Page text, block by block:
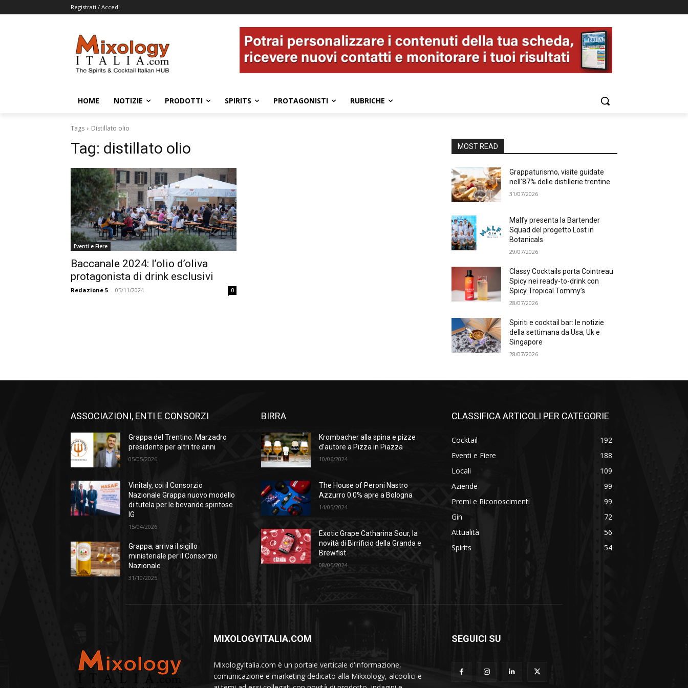
Registrati / Accedi
HOME NOTIZIE PRODOTTI SPIRITS PROTAGONISTI RUBRICHE
Tags Distillato olio
Tag: distillato olio
Eventi e Fiere
Baccanale 2024: l’olio d’oliva
protagonista di drink esclusivi
Redazione 5 - 05/11/2024 0
MOST READ
Grappaturismo, visite guidate
nell’87% delle distillerie trentine
31/07/2026
Malfy presenta la Bartender
Squad del progetto Lost in
Botanicals
29/07/2026
Classy Cocktails porta Cointreau
Spicy nei ready-to-drink con
Spicy Tropical Tommy’s
28/07/2026
Spiriti e cocktail bar: le notizie
della settimana da Usa, Uk e
Singapore
28/07/2026
ASSOCIAZIONI, ENTI E CONSORZI
Grappa del Trentino: Marzadro
presidente per altri tre anni
05/05/2026
Vinitaly, coi il Consorzio
Nazionale Grappa nuovo modello
di tutela per le bevande spiritose
IG
15/04/2026
Grappa, arriva il sigillo
ministeriale per il Consorzio
Nazionale
31/10/2025
BIRRA
Krombacher alla spina e pizze
d’autore a Pizza in Piazza
10/06/2024
The House of Peroni Nastro
Azzurro 0.0% apre a Bologna
14/05/2024
Exotic Grape Catharina Sour, la
novità di Birrificio della Granda e
Brewfist
08/05/2024
CLASSIFICA ARTICOLI PER CATEGORIE
Cocktail
192
Eventi e Fiere
188
Locali
109
Aziende
99
Premi e Riconoscimenti
99
Gin
72
Attualità
56
Spirits
54
MIXOLOGYITALIA.COM
MixologyItalia.com è un portale verticale d'informazione,
comunicazione e marketing dedicato alla Mikxology, alcoolici e
SEGUICI SU